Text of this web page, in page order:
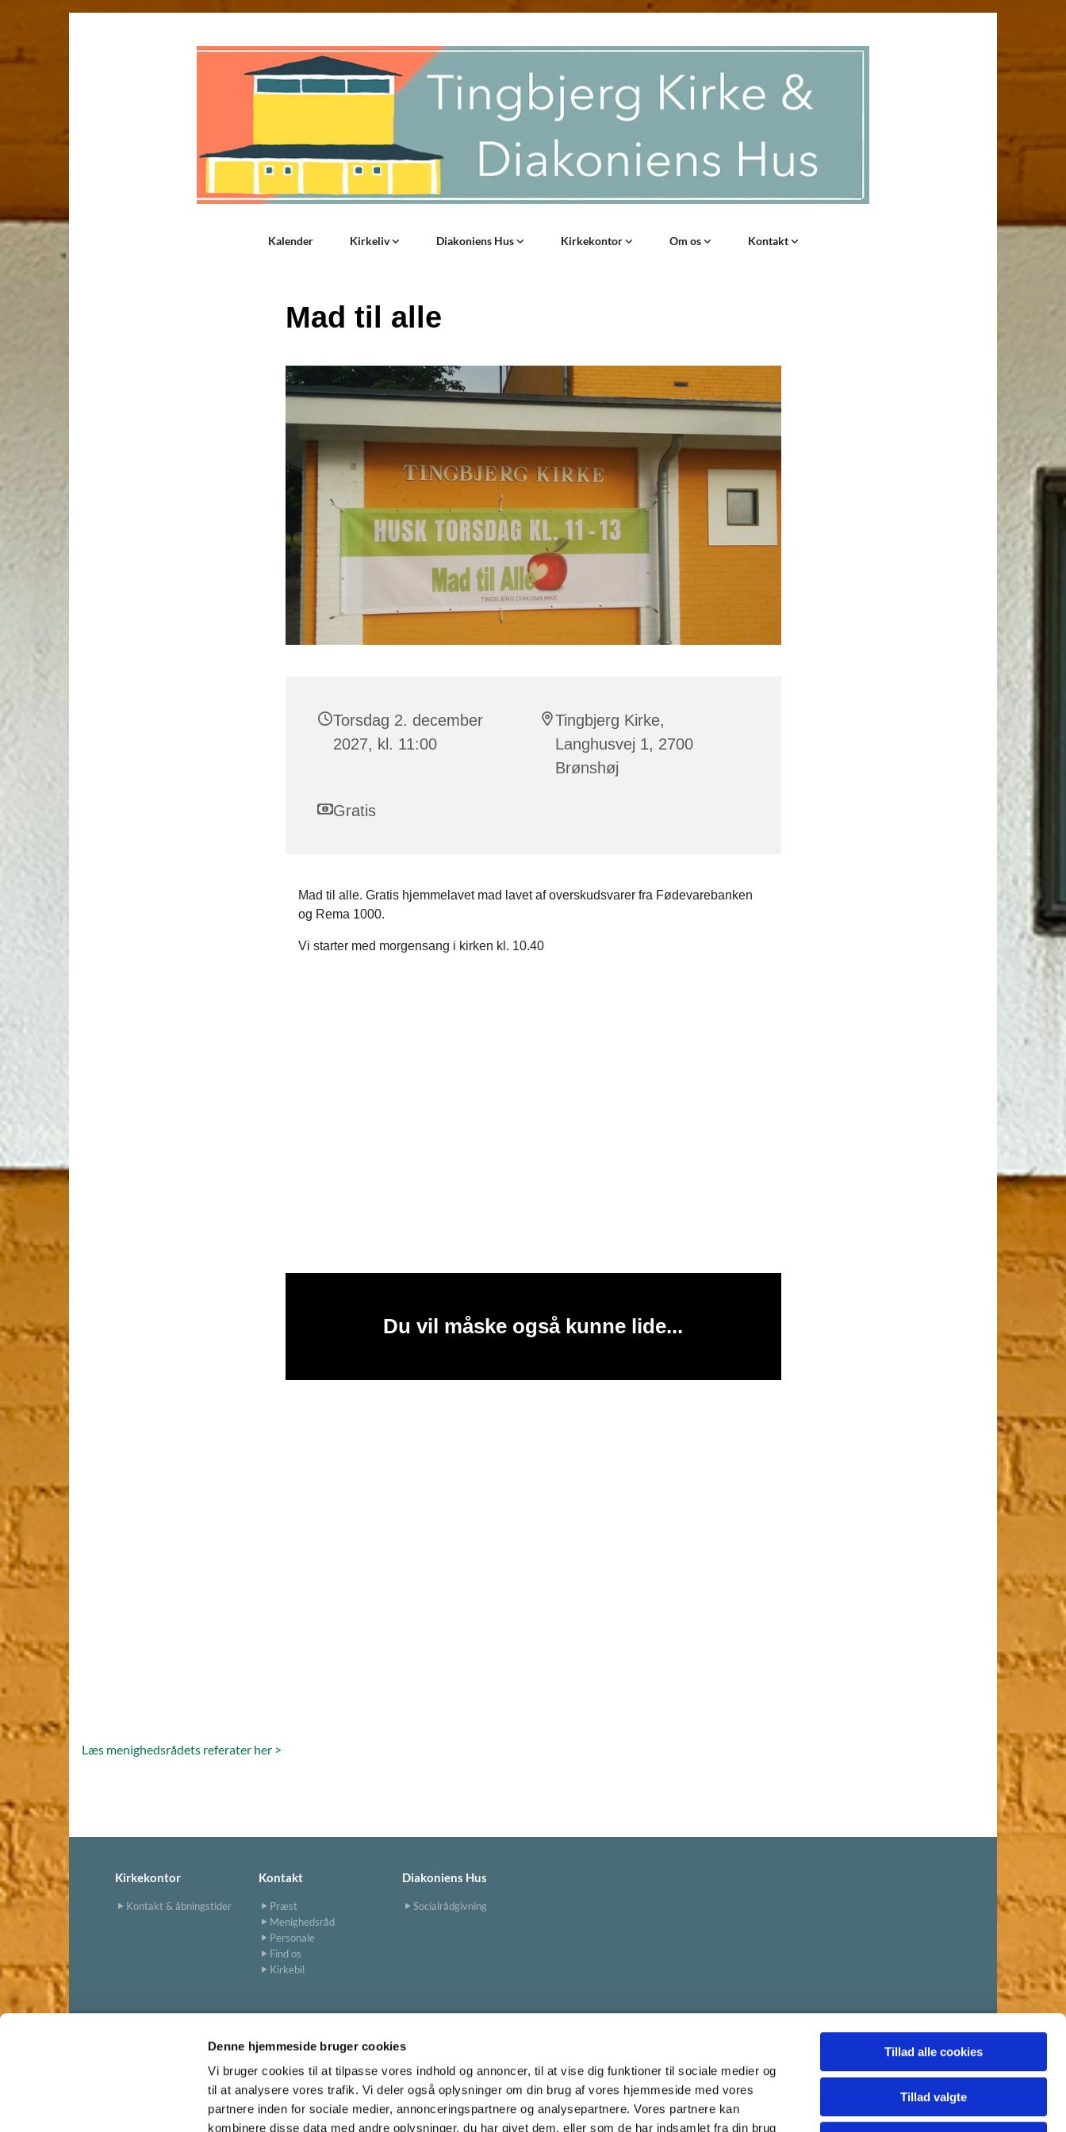
Denne hjemmeside bruger cookies
Vi bruger cookies til at tilpasse vores indhold og annoncer, til at vise dig funktioner til sociale medier og
til at analysere vores trafik. Vi deler også oplysninger om din brug af vores hjemmeside med vores
partnere inden for sociale medier, annonceringspartnere og analysepartnere. Vores partnere kan
kombinere disse data med andre oplysninger, du har givet dem, eller som de har indsamlet fra din brug
Tillad alle cookies
Tillad valgte
Kalender Kirkeliv Diakoniens Hus Kirkekontor Om os Kontakt
Mad til alle
Torsdag 2. december
2027, kl. 11:00
Tingbjerg Kirke,
Langhusvej 1, 2700
Brønshøj
Gratis
Mad til alle. Gratis hjemmelavet mad lavet af overskudsvarer fra Fødevarebanken
og Rema 1000.
Vi starter med morgensang i kirken kl. 10.40
Du vil måske også kunne lide...
Læs menighedsrådets referater her >
Kirkekontor
Kontakt & åbningstider
Kontakt
Præst
Menighedsråd
Personale
Find os
Kirkebil
Diakoniens Hus
Socialrådgivning
Cookiepolitik